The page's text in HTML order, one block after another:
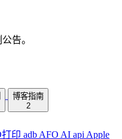
告。
博客指南
2
印 adb AFO AI api Apple